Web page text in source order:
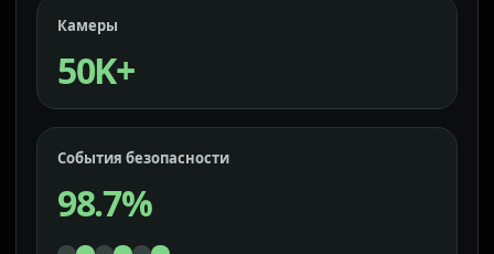
Камеры
50K+
События безопасности
98.7%